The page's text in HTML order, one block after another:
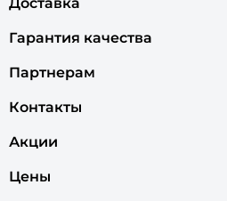
Гарантия качества
Партнерам
Контакты
Акции
Цены